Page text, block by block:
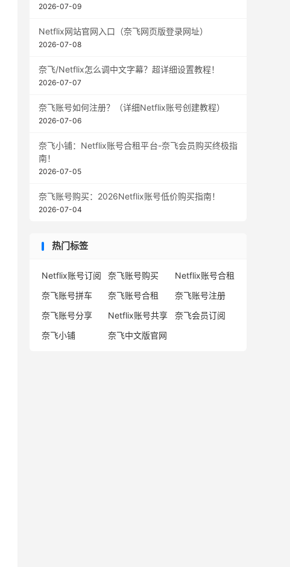
2026-07-09
Netflix网站官网入口（奈飞网页版登录网址）
2026-07-08
奈飞/Netflix怎么调中文字幕？超详细设置教程！
2026-07-07
奈飞账号如何注册？（详细Netflix账号创建教程）
2026-07-06
奈飞小铺：Netflix账号合租平台-奈飞会员购买终极指
南！
2026-07-05
奈飞账号购买：2026Netflix账号低价购买指南！
2026-07-04
热门标签
Netflix账号订阅 奈飞账号购买
Netflix账号合租
奈飞账号拼车
奈飞账号合租
奈飞账号注册
奈飞账号分享
Netflix账号共享
奈飞会员订阅
奈飞小铺
奈飞中文版官网